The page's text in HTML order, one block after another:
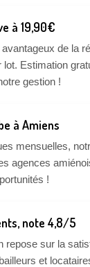
à 19,90€
de la
lot. Estimation
gestion !
à Amiens
mensuelles,
agences
!
note 4,8/5
repose sur la
et